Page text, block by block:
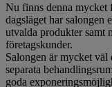
Nu finns denna mycket
dagsläget har salongen
utvalda produkter samt
företagskunder.
Salongen är mycket väl
separata
goda